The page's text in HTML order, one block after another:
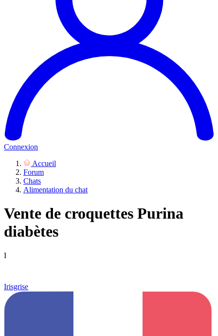
Connexion
Accueil
Forum
Chats
Alimentation du chat
Vente de croquettes Purina
diabètes
I
Irisgrise